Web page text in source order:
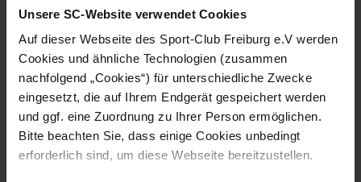
Unsere SC-Website verwendet Cookies
Auf dieser Webseite des Sport-Club Freiburg e.V werden
Cookies und ähnliche Technologien (zusammen
nachfolgend „Cookies“) für unterschiedliche Zwecke
eingesetzt, die auf Ihrem Endgerät gespeichert werden
und ggf. eine Zuordnung zu Ihrer Person ermöglichen.
Bitte beachten Sie, dass einige Cookies unbedingt
erforderlich sind, um diese Webseite bereitzustellen.
Fölmli (Kreuzbandriss) und Leela Egli (Fußverletzung) sowie
Meret Felde, die sich nach der Geburt ihres ersten Kindes in
Mutterschutz befindet.
Niklas Batsch
Foto: Achim Keller